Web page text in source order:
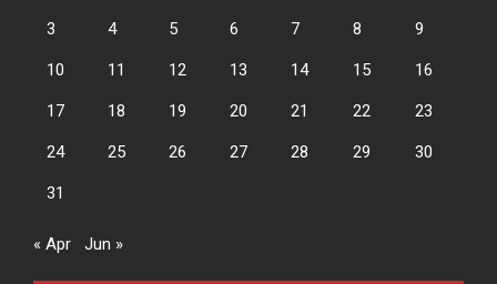
3 4 5 6 7 8 9
10 11 12 13 14 15 16
17 18 19 20 21 22 23
24 25 26 27 28 29 30
31
« Apr Jun »